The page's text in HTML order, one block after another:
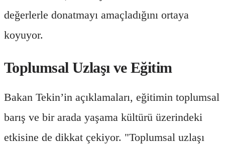
değerlerle donatmayı amaçladığını ortaya
koyuyor.
Toplumsal Uzlaşı ve Eğitim
Bakan Tekin’in açıklamaları, eğitimin toplumsal
barış ve bir arada yaşama kültürü üzerindeki
etkisine de dikkat çekiyor. "Toplumsal uzlaşı